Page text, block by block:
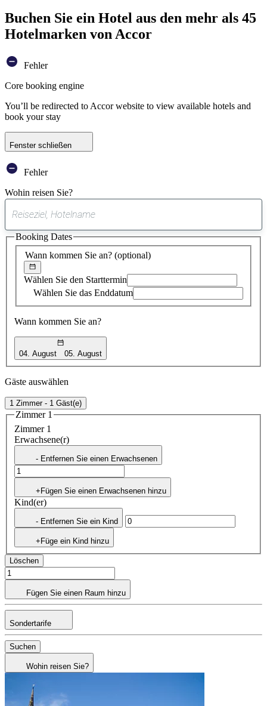
Buchen Sie ein Hotel aus den mehr als 45
Hotelmarken von Accor
Fehler
Core booking engine
You’ll be redirected to Accor website to view available hotels and
book your stay
Fenster schließen
Fehler
Wohin reisen Sie?
gefundener
Vorschlag
Wann kommen Sie an? (optional)
Wählen Sie den Starttermin
Wählen Sie das Enddatum
Wann kommen Sie an?
04. August 05. August
Booking Dates
Gäste auswählen
1 Zimmer - 1 Gäst(e)
Zimmer 1
Zimmer 1
Erwachsene(r)
- Entfernen Sie einen Erwachsenen
+Fügen Sie einen Erwachsenen hinzu
Kind(er)
- Entfernen Sie ein Kind
+Füge ein Kind hinzu
Löschen
Fügen Sie einen Raum hinzu
Sondertarife
Suchen
Wohin reisen Sie?